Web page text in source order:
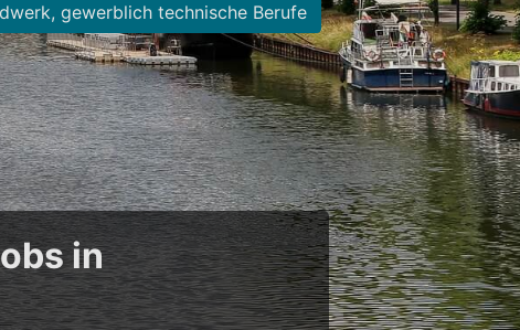
gewerblich technische Berufe
in